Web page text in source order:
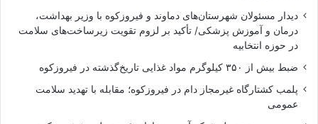
دیدار مسئولان شهرستان‌های دماوند و فیروزکوه با وزیر بهداشت،
درمان و آموزش پزشکی/ تأکید بر لزوم تقویت زیرساخت‌های سلامت
در حوزه انتخابیه
ضبط بیش از ۳۵۰ کیلوگرم مواد غذایی تاریخ‌گذشته در فیروزکوه
پلمب کشتارگاه غیرمجاز دام در فیروزکوه؛ مقابله با تهدید سلامت
عمومی